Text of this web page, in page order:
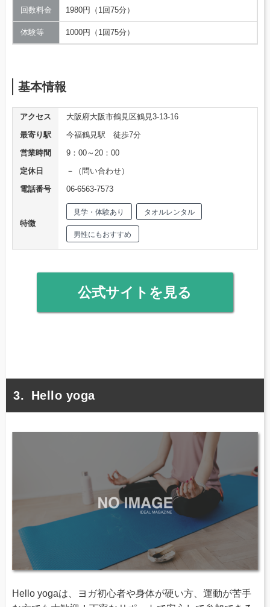
回数料金 1980円（1回75分）
体験等 1000円（1回75分）
基本情報
アクセス
大阪府大阪市鶴見区鶴見3-13-16
最寄り駅
今福鶴見駅 徒歩7分
営業時間
9：00～20：00
定休日
－（問い合わせ）
電話番号
06-6563-7573
特徴
見学・体験あり タオルレンタル
男性にもおすすめ
公式サイトを見る
Hello yoga
Hello yogaは、ヨガ初心者や身体が硬い方、運動が苦手